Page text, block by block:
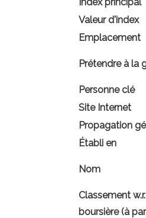
Valeur d'index
Emplacement
Prétendre à la
Personne clé
Site Internet
Propagation
Établi en
Nom
Classement
boursière (à